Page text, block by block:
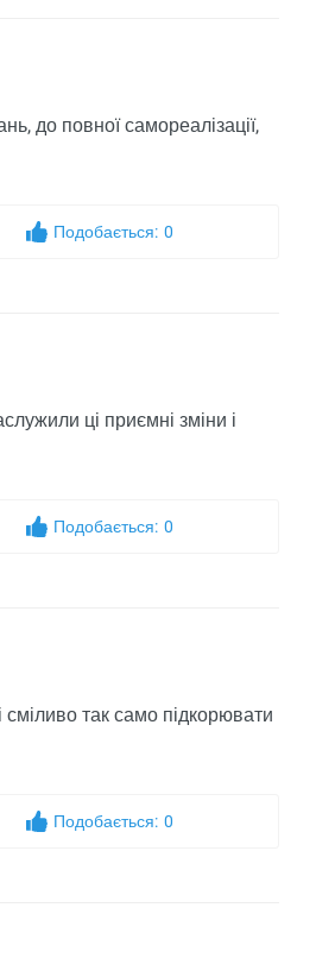
до повної самореалізації,
Подобається: 0
ці приємні зміни і
Подобається: 0
так само підкорювати
Подобається: 0